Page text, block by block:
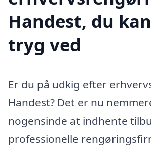
Handest, du
tryg ved
Er du på udkig efter
Handest? Det er nu
nogensinde at indhente
professionelle